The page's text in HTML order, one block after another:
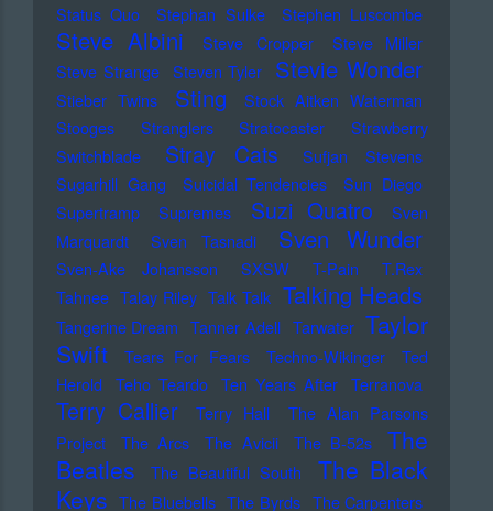
Status Quo
Stephan Sulke Stephen Luscombe
Steve Albini Steve Cropper
Steve Miller
Steve Strange Steven Tyler Stevie Wonder
Stieber Twins Sting
Stock Aitken Waterman
Stooges
Stranglers Stratocaster
Strawberry
Switchblade
Stray Cats
Sufjan Stevens
Sugarhill Gang
Suicidal Tendencies
Sun Diego
Supertramp
Supremes Suzi Quatro
Sven
Marquardt
Sven Tasnadi Sven Wunder
Sven-Ake Johansson SXSW T-Pain
T.Rex
Tahnee Talay Riley Talk Talk Talking Heads
Tangerine Dream Tanner Adell Tarwater Taylor
Swift
Tears For Fears Techno-Wikinger
Ted
Herold
Teho Teardo Ten Years After Terranova
Terry Callier Terry Hall
The Alan Parsons
Project
The Arcs The Avicii The B-52s
The
Beatles
The Beautiful South
The Black
Keys The Bluebells The Byrds The Carpenters